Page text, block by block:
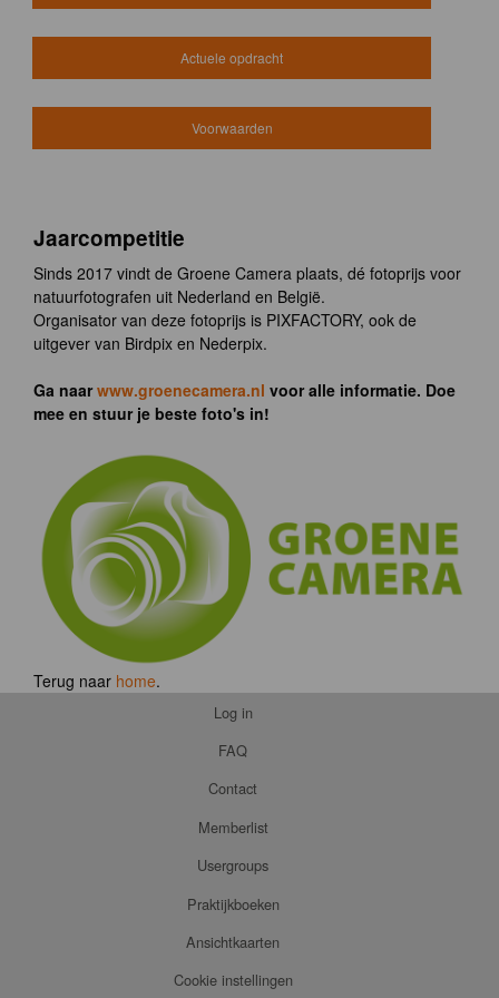
Actuele opdracht
Voorwaarden
Jaarcompetitie
Sinds 2017 vindt de Groene Camera plaats, dé fotoprijs voor
natuurfotografen uit Nederland en België.
Organisator van deze fotoprijs is PIXFACTORY, ook de
uitgever van Birdpix en Nederpix.
Ga naarwww.groenecamera.nl voor alle informatie. Doe
mee en stuur je beste foto's in!
Terug naar home.
Log in
FAQ
Contact
Memberlist
Usergroups
Praktijkboeken
Ansichtkaarten
Cookie instellingen